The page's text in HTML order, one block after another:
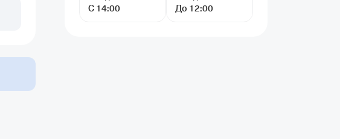
С 14:00 До 12:00